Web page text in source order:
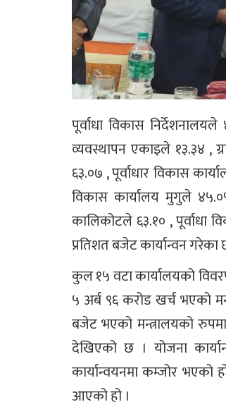
पूर्वाधा विकास
व्यवस्थापन एकाइले १३.३४ ,
६३.०७ , पूर्वाधार विकास
विकास कार्यालय मुगुले
कालिकोटले ६३.१० , पूर्वाधा
प्रतिशत बजेट कार्यान्वन गरेका
कुल १५ वटा कार्यालयको
५ अर्ब ९६ करोड खर्च भएको
बजेट भएको मन्त्रालयको
देखिएको छ । योजना
कार्यान्वयनमा कम्जोर
आएको हो ।